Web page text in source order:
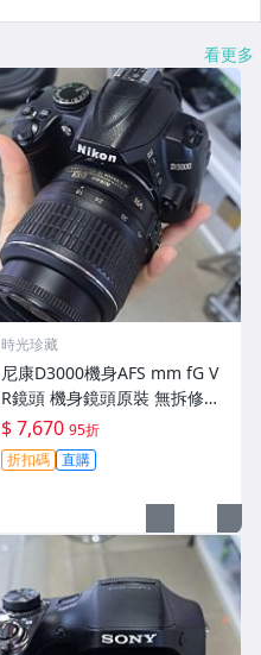
看更多
時光珍藏
尼康D3000機身AFS mm fG V
R鏡頭 機身鏡頭原裝 無拆修無
翻新 有輕微使用痕跡 鏡頭-34
30
$ 7,670 95折
折扣碼 直購